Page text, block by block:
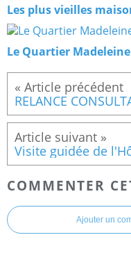
Les plus vieilles
Le Quartier Madeleine
RELANCE
COMMENTER
Ajouter un